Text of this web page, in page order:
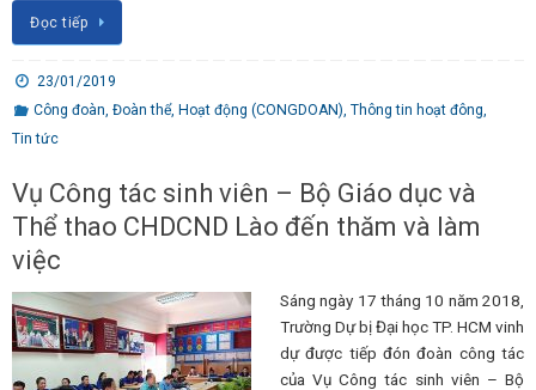
Đọc tiếp
23/01/2019
Công đoàn Đoàn thể, Hoạt động (CONGDOAN) Thông tin hoạt đông
Tin tức
Vụ Công tác sinh viên – Bộ Giáo dục và
Thể thao CHDCND Lào đến thăm và làm
việc
Sáng ngày 17 tháng 10 năm 2018,
Trường Dự bị Đại học TP. HCM vinh
dự được tiếp đón đoàn công tác
của Vụ Công tác sinh viên – Bộ